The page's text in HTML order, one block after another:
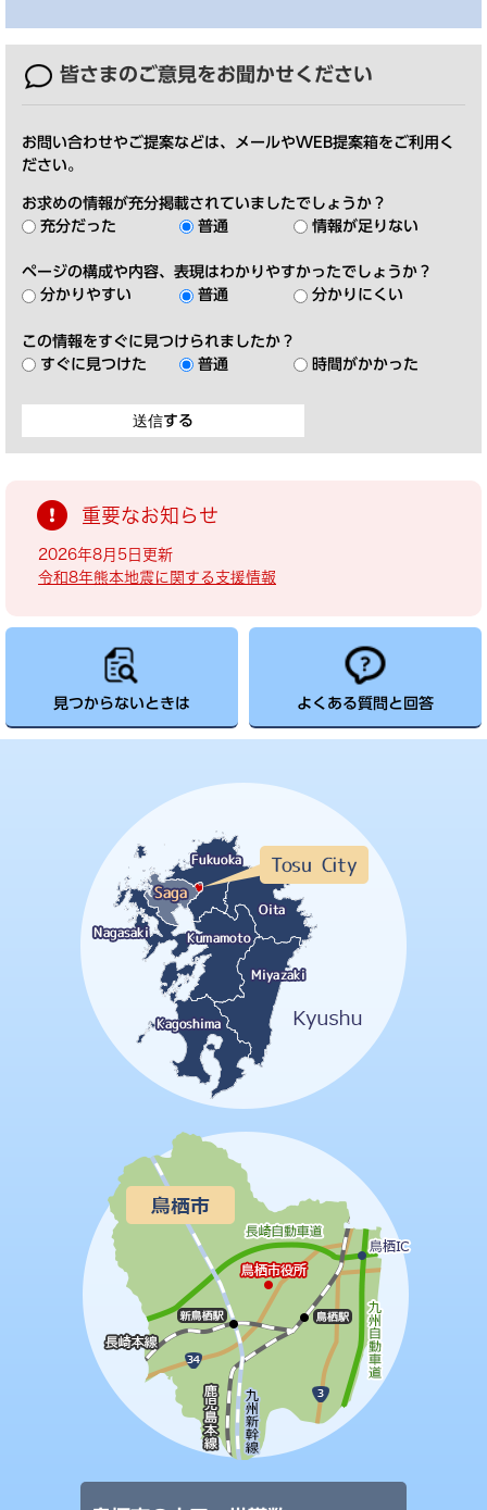
皆さまのご意見をお聞かせください
お問い合わせやご提案などは、メールやWEB提案箱をご利用く
ださい。
お求めの情報が充分掲載されていましたでしょうか？
充分だった
普通 情報が足りない
ページの構成や内容、表現はわかりやすかったでしょうか？
分かりやすい
普通 分かりにくい
この情報をすぐに見つけられましたか？
すぐに見つけた
普通 時間がかかった
重要なお知らせ
2026年8月5日更新
令和8年熊本地震に関する支援情報
見つからないときは よくある質問と回答